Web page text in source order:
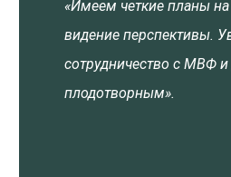
«Имеем четкие планы на
видение перспективы.
сотрудничество с МВФ
плодотворным».